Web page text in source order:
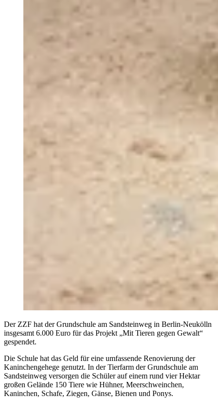
Der ZZF hat der Grundschule am Sandsteinweg in Berlin-Neukölln
insgesamt 6.000 Euro für das Projekt „Mit Tieren gegen Gewalt“
gespendet.
Die Schule hat das Geld für eine umfassende Renovierung der
Kaninchengehege genutzt. In der Tierfarm der Grundschule am
Sandsteinweg versorgen die Schüler auf einem rund vier Hektar
großen Gelände 150 Tiere wie Hühner, Meerschweinchen,
Kaninchen, Schafe, Ziegen, Gänse, Bienen und Ponys.